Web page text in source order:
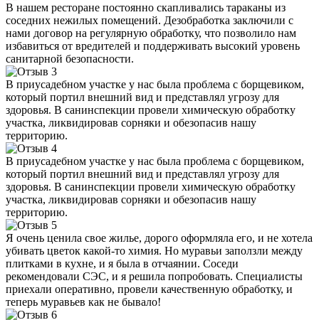
В нашем ресторане постоянно скапливались тараканы из
соседних нежилых помещений. Дезобработка заключили с
нами договор на регулярную обработку, что позволило нам
избавиться от вредителей и поддерживать высокий уровень
санитарной безопасности.
В приусадебном участке у нас была проблема с борщевиком,
который портил внешний вид и представлял угрозу для
здоровья. В санинспекции провели химическую обработку
участка, ликвидировав сорняки и обезопасив нашу
территорию.
В приусадебном участке у нас была проблема с борщевиком,
который портил внешний вид и представлял угрозу для
здоровья. В санинспекции провели химическую обработку
участка, ликвидировав сорняки и обезопасив нашу
территорию.
Я очень ценила свое жилье, дорого оформляла его, и не хотела
убивать цветок какой-то химия. Но муравьи заползли между
плитками в кухне, и я была в отчаянии. Соседи
рекомендовали СЭС, и я решила попробовать. Специалисты
приехали оперативно, провели качественную обработку, и
теперь муравьев как не бывало!